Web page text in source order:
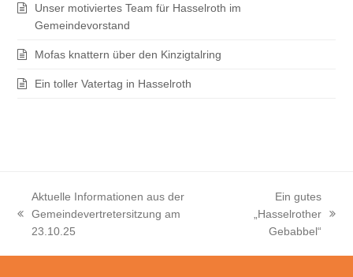
Unser motiviertes Team für Hasselroth im
Gemeindevorstand
Mofas knattern über den Kinzigtalring
Ein toller Vatertag in Hasselroth
Aktuelle Informationen aus der
Gemeindevertretersitzung am
23.10.25
Nächster
Ein gutes
„Hasselrother
Gebabbel“